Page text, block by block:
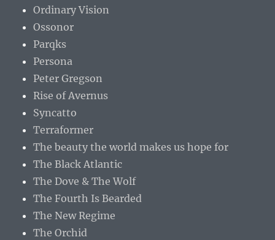
Ordinary Vision
Ossonor
Parqks
Persona
Peter Gregson
Rise of Avernus
Syncatto
Terraformer
The beauty the world makes us hope for
The Black Atlantic
The Dove & The Wolf
The Fourth Is Bearded
The New Regime
The Orchid